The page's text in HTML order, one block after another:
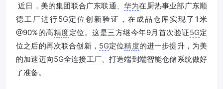
近日，美的集团联合广东联通、 华为在厨热事业部广东顺
德工厂进行5G定位创新验证，在成品仓库实现了1米
@90%的高精度定位。这是三方继今年9月首次验证5G定
位之后的再次联合创新， 5G定位精度的进一步提升，为美
的加速迈向5G全连接工厂、打造端到端智能仓储系统做好
了准备。